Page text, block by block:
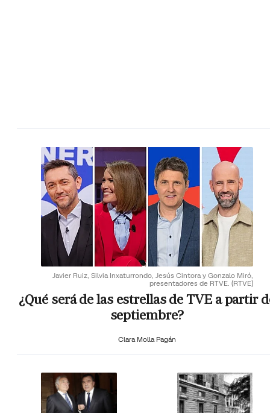
Javier Ruiz, Silvia Inxaturrondo, Jesús Cintora y Gonzalo Miró,
presentadores de RTVE. (RTVE)
¿Qué será de las estrellas de TVE a partir
septiembre?
Clara Molla Pagán